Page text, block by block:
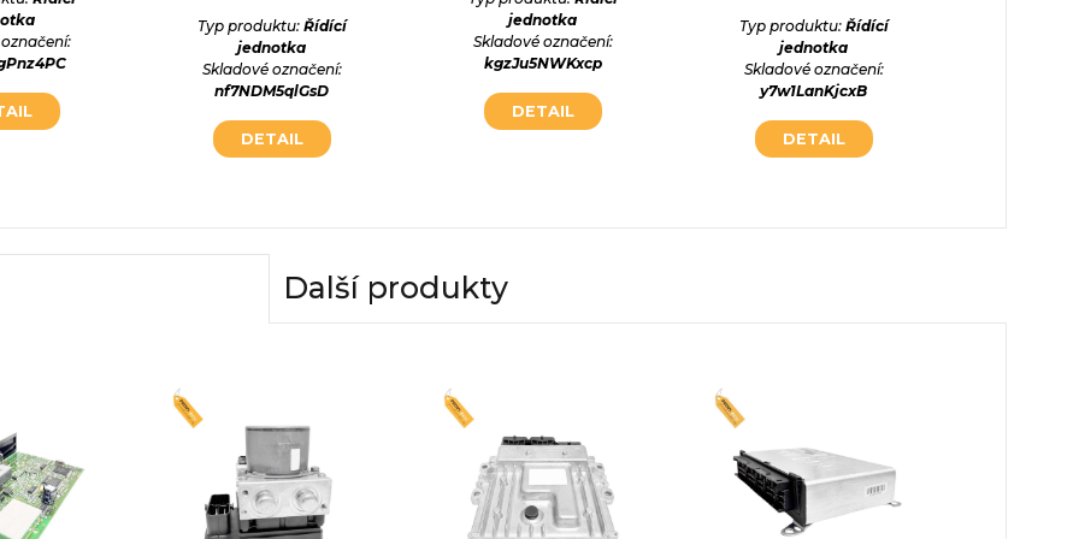
Typ produktu: Řídící
jednotka
Skladové označení:
nf7NDM5qlGsD
DETAIL
jednotka
Skladové označení:
kgzJu5NWKxcp
DETAIL
Typ produktu: Řídící
jednotka
Skladové označení:
y7w1LanKjcxB
DETAIL
Další produkty